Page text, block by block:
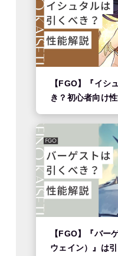
【FGO】『イシ
き？初心者向け
【FGO】『バー
ウェイン）』は